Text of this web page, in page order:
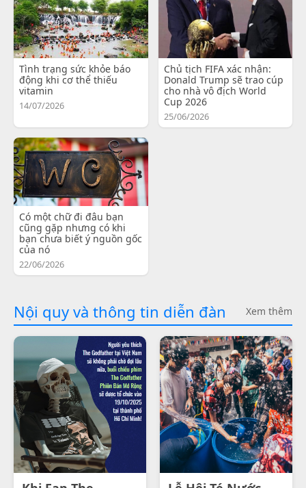
Tình trạng sức khỏe báo
động khi cơ thể thiếu
vitamin
14/07/2026
Chủ tịch FIFA xác nhận:
Donald Trump sẽ trao cúp
cho nhà vô địch World
Cup 2026
25/06/2026
Có một chữ đi đâu bạn
cũng gặp nhưng có khi
bạn chưa biết ý nguồn gốc
của nó
22/06/2026
Nội quy và thông tin diễn đàn Xem thêm